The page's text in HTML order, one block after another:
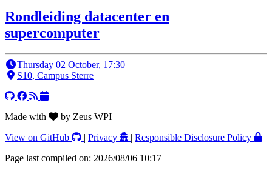
Rondleiding datacenter en
supercomputer
Thursday 02 October, 17:30
S10, Campus Sterre
Made with
by Zeus WPI
View on GitHub
| Privacy | Responsible Disclosure Policy
Page last compiled on: 2026/08/06 10:17